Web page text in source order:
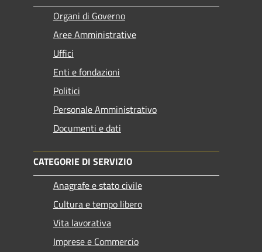
Organi di Governo
Aree Amministrative
Uffici
Enti e fondazioni
Politici
Personale Amministrativo
Documenti e dati
CATEGORIE DI SERVIZIO
Anagrafe e stato civile
Cultura e tempo libero
Vita lavorativa
Imprese e Commercio